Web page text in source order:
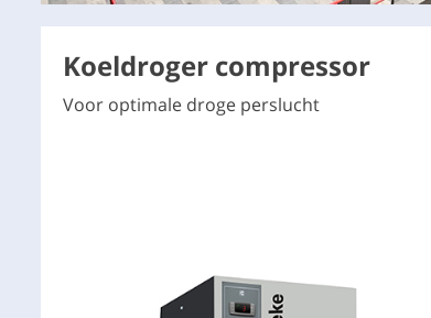
Koeldroger compressor
Voor optimale droge perslucht